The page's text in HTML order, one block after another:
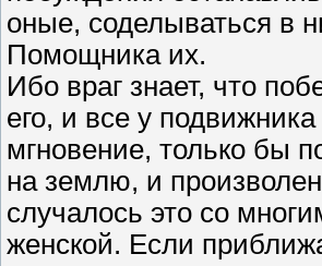
оные, соделываться в
Помощника их.
Ибо враг знает, что
его, и все у
мгновение, только бы
на землю, и
случалось это со
женской. Если